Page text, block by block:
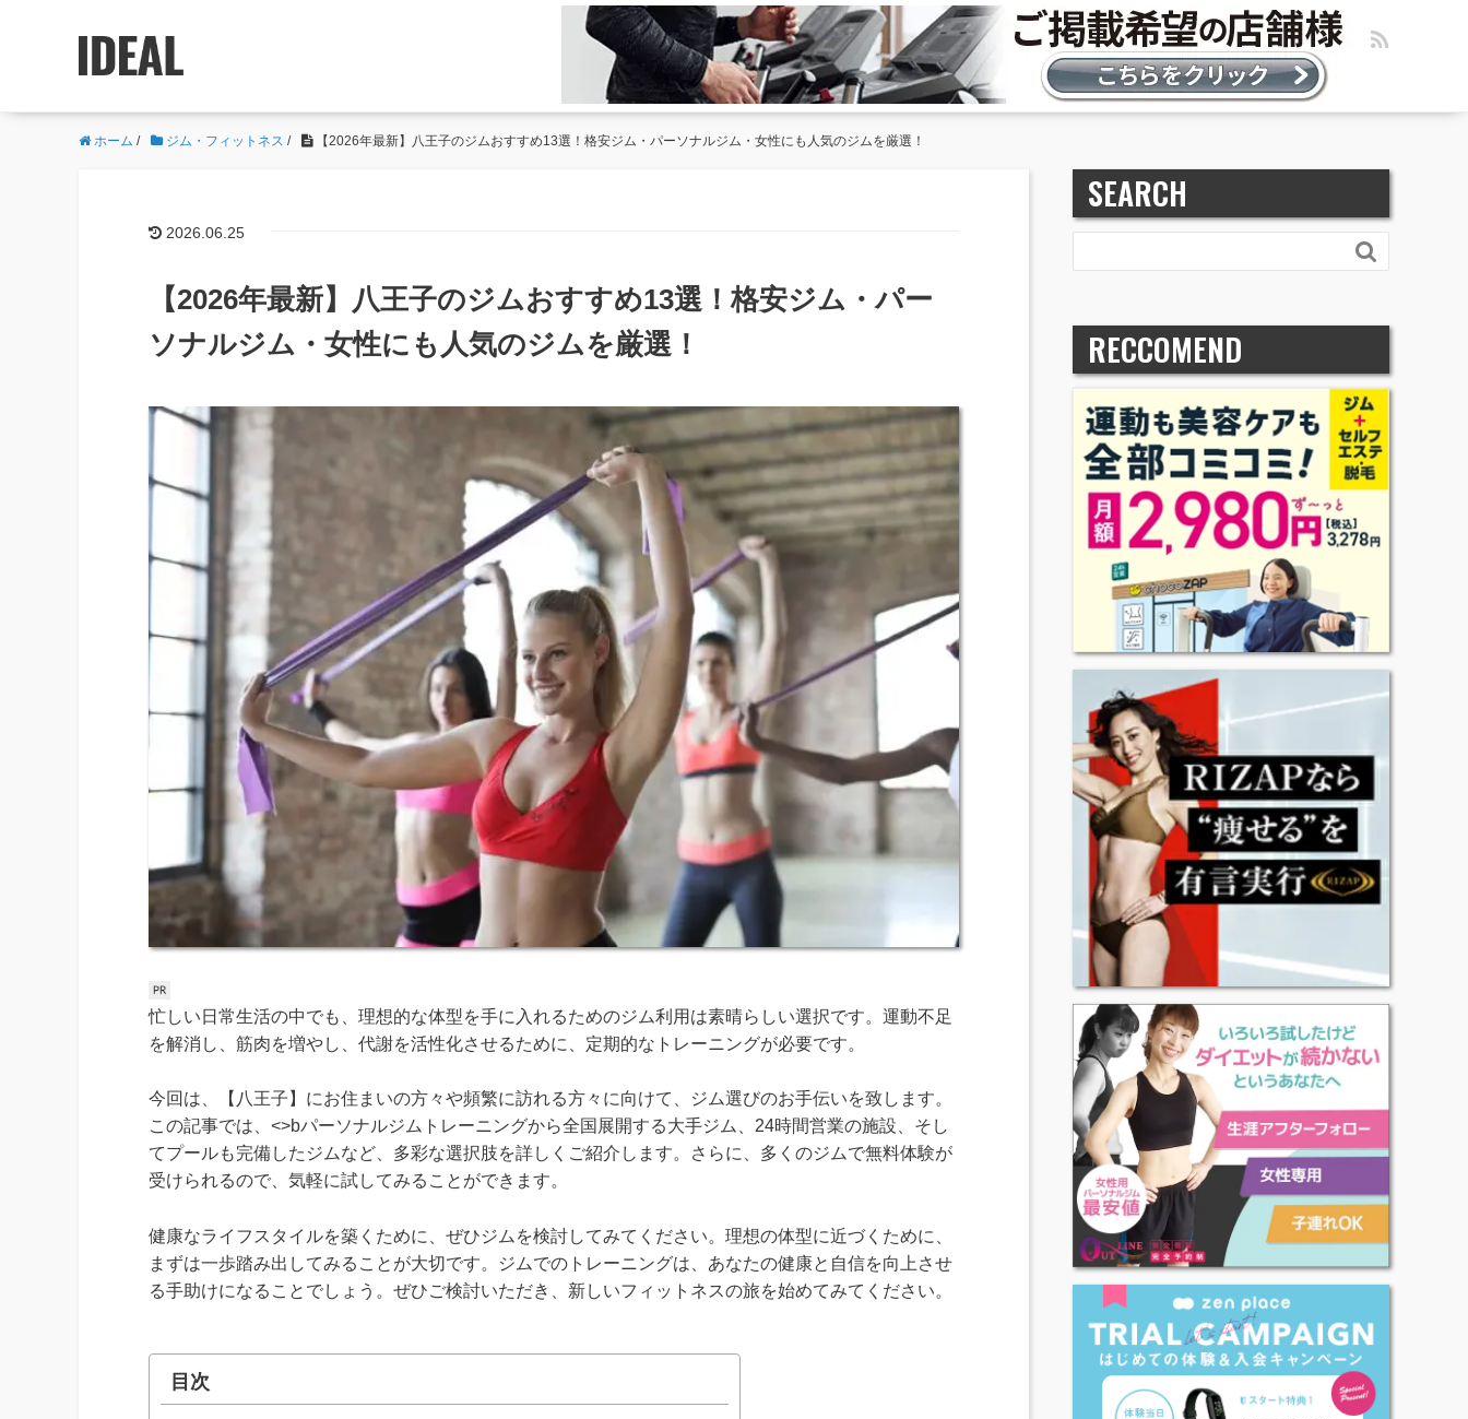
ホーム / ジム・フィットネス / 【2026年最新】八王子のジムおすすめ13選！格安ジム・パーソナルジム・女性にも人気のジムを厳選！
2026.06.25
【2026年最新】八王子のジムおすすめ13選！格安ジム・パー
ソナルジム・女性にも人気のジムを厳選！
忙しい日常生活の中でも、理想的な体型を手に入れるためのジム利用は素晴らしい選択です。運動不足
を解消し、筋肉を増やし、代謝を活性化させるために、定期的なトレーニングが必要です。
今回は、【八王子】にお住まいの方々や頻繁に訪れる方々に向けて、ジム選びのお手伝いを致します。
この記事では、<>bパーソナルジムトレーニングから全国展開する大手ジム、24時間営業の施設、そし
てプールも完備したジムなど、多彩な選択肢を詳しくご紹介します。さらに、多くのジムで無料体験が
受けられるので、気軽に試してみることができます。
健康なライフスタイルを築くために、ぜひジムを検討してみてください。理想の体型に近づくために、
まずは一歩踏み出してみることが大切です。ジムでのトレーニングは、あなたの健康と自信を向上させ
る手助けになることでしょう。ぜひご検討いただき、新しいフィットネスの旅を始めてみてください。
目次
SEARCH

RECCOMEND